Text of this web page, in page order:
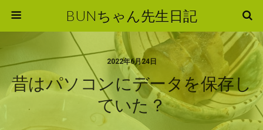
BUNちゃん先生日記
2022年6月24日
昔はパソコンにデータを保存し
ていた？